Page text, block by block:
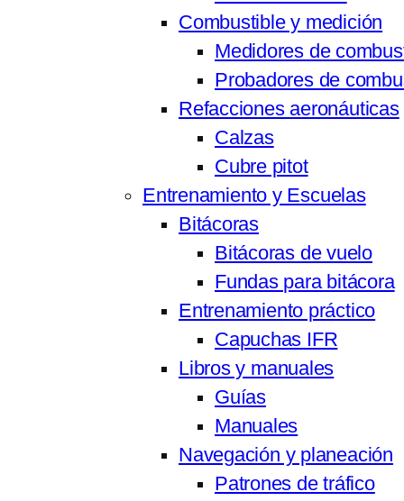
Combustible y medición
Medidores de
Probadores de
Refacciones aeronáuticas
Calzas
Cubre pitot
Entrenamiento y Escuelas
Bitácoras
Bitácoras de vuelo
Fundas para bitácora
Entrenamiento práctico
Capuchas IFR
Libros y manuales
Guías
Manuales
Navegación y planeación
Patrones de tráfico